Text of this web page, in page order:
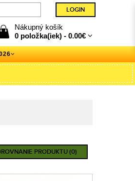
Nákupný košík
0 položka(iek) - 0.00€
PRODUKTU (0)